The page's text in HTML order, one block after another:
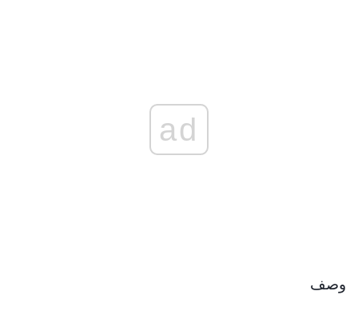
ad
وصف